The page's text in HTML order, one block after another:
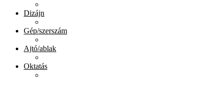
Dizájn
Gép/szerszám
Ajtó/ablak
Oktatás